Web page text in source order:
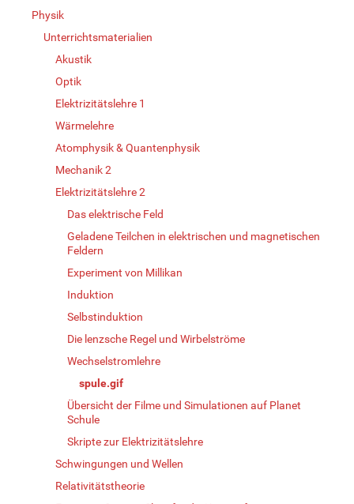
Physik
Unterrichtsmaterialien
Akustik
Optik
Elektrizitätslehre 1
Wärmelehre
Atomphysik & Quantenphysik
Mechanik 2
Elektrizitätslehre 2
Das elektrische Feld
Geladene Teilchen in elektrischen und magnetischen
Feldern
Experiment von Millikan
Induktion
Selbstinduktion
Die lenzsche Regel und Wirbelströme
Wechselstromlehre
spule.gif
Übersicht der Filme und Simulationen auf Planet
Schule
Skripte zur Elektrizitätslehre
Schwingungen und Wellen
Relativitätstheorie